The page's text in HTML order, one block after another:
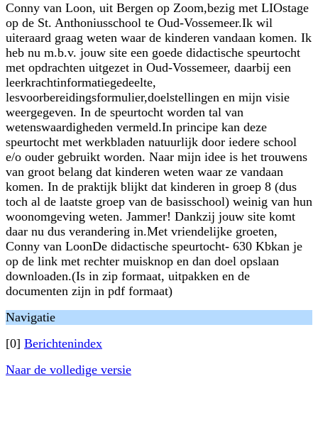
Conny van Loon, uit Bergen op Zoom,bezig met LIOstage
op de St. Anthoniusschool te Oud-Vossemeer.Ik wil
uiteraard graag weten waar de kinderen vandaan komen. Ik
heb nu m.b.v. jouw site een goede didactische speurtocht
met opdrachten uitgezet in Oud-Vossemeer, daarbij een
leerkrachtinformatiegedeelte,
lesvoorbereidingsformulier,doelstellingen en mijn visie
weergegeven. In de speurtocht worden tal van
wetenswaardigheden vermeld.In principe kan deze
speurtocht met werkbladen natuurlijk door iedere school
e/o ouder gebruikt worden. Naar mijn idee is het trouwens
van groot belang dat kinderen weten waar ze vandaan
komen. In de praktijk blijkt dat kinderen in groep 8 (dus
toch al de laatste groep van de basisschool) weinig van hun
woonomgeving weten. Jammer! Dankzij jouw site komt
daar nu dus verandering in.Met vriendelijke groeten,
Conny van LoonDe didactische speurtocht- 630 Kbkan je
op de link met rechter muisknop en dan doel opslaan
downloaden.(Is in zip formaat, uitpakken en de
documenten zijn in pdf formaat)
Navigatie
[0] Berichtenindex
Naar de volledige versie